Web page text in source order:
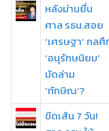
หลังม่านยื่น
ศาล รธน.สอย
‘เศรษฐา’ กลศึ
‘อนุรักษนิยม’
มัดล่าม
‘ทักษิณ’?
ขีดเส้น 7 วัน!